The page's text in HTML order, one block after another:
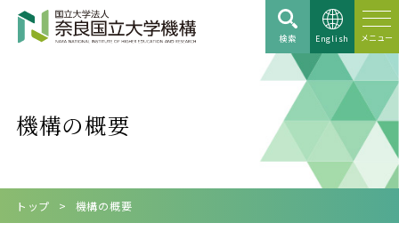
検索 English
機構の概要
トップ 機構の概要